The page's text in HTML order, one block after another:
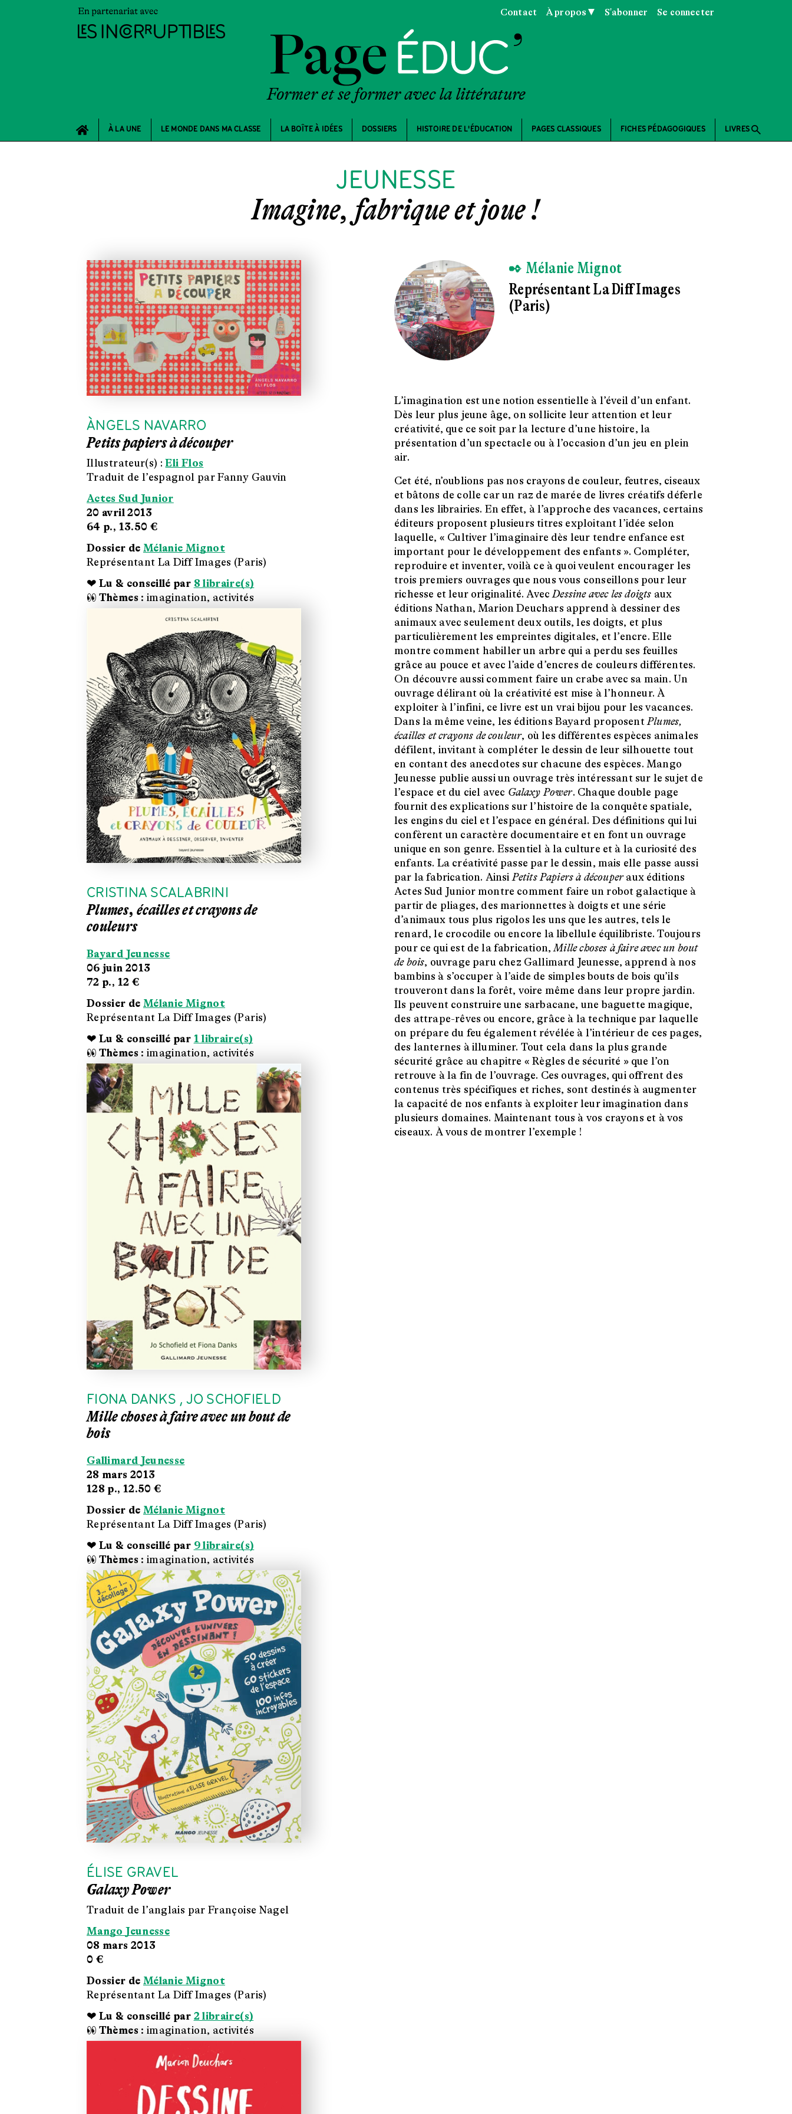
Former et se former avec la littérature
Contact À propos ▼ S'abonner Se connecter
À LA UNE LE MONDE DANS MA CLASSE LA BOÎTE À IDÉES DOSSIERS HISTOIRE DE L'ÉDUCATION PAGES CLASSIQUES FICHES PÉDAGOGIQUES LIVRES search
JEUNESSE
Imagine, fabrique et joue !
ÀNGELS NAVARRO
Petits papiers à découper
Illustrateur(s) :Eli Flos
Traduit de l’espagnol par Fanny Gauvin
Actes Sud Junior
20 avril 2013
64 p., 13.50 €
Dossier de Mélanie Mignot
Représentant La Diff Images (Paris)
❤ Lu & conseillé par 8 libraire(s)
👀 Thèmes : imagination, activités
CRISTINA SCALABRINI
Plumes, écailles et crayons de
couleurs
Bayard Jeunesse
06 juin 2013
72 p., 12 €
Dossier de Mélanie Mignot
Représentant La Diff Images (Paris)
❤ Lu & conseillé par 1 libraire(s)
👀 Thèmes : imagination, activités
FIONA DANKS , JO SCHOFIELD
Mille choses à faire avec un bout de
bois
Gallimard Jeunesse
28 mars 2013
128 p., 12.50 €
Dossier de Mélanie Mignot
Représentant La Diff Images (Paris)
❤ Lu & conseillé par 9 libraire(s)
👀 Thèmes : imagination, activités
ÉLISE GRAVEL
Galaxy Power
Traduit de l’anglais par Françoise Nagel
Mango Jeunesse
08 mars 2013
0 €
Dossier de Mélanie Mignot
Représentant La Diff Images (Paris)
❤ Lu & conseillé par 2 libraire(s)
👀 Thèmes : imagination, activités
✒ Mélanie Mignot
Représentant La Diff Images
(Paris)
L’imagination est une notion essentielle à l’éveil d’un enfant.
Dès leur plus jeune âge, on sollicite leur attention et leur
créativité, que ce soit par la lecture d’une histoire, la
présentation d’un spectacle ou à l’occasion d’un jeu en plein
air.
Cet été, n’oublions pas nos crayons de couleur, feutres, ciseaux
et bâtons de colle car un raz de marée de livres créatifs déferle
dans les librairies. En effet, à l’approche des vacances, certains
éditeurs proposent plusieurs titres exploitant l’idée selon
laquelle, « Cultiver l’imaginaire dès leur tendre enfance est
important pour le développement des enfants ». Compléter,
reproduire et inventer, voilà ce à quoi veulent encourager les
trois premiers ouvrages que nous vous conseillons pour leur
richesse et leur originalité. AvecDessine avec les doigts aux
éditions Nathan, Marion Deuchars apprend à dessiner des
animaux avec seulement deux outils, les doigts, et plus
particulièrement les empreintes digitales, et l’encre. Elle
montre comment habiller un arbre qui a perdu ses feuilles
grâce au pouce et avec l’aide d’encres de couleurs différentes.
On découvre aussi comment faire un crabe avec sa main. Un
ouvrage délirant où la créativité est mise à l’honneur. À
exploiter à l’infini, ce livre est un vrai bijou pour les vacances.
Dans la même veine, les éditions Bayard proposentPlumes,
écailles et crayons de couleur, où les différentes espèces animales
défilent, invitant à compléter le dessin de leur silhouette tout
en contant des anecdotes sur chacune des espèces. Mango
Jeunesse publie aussi un ouvrage très intéressant sur le sujet de
l’espace et du ciel avec Galaxy Power. Chaque double page
fournit des explications sur l’histoire de la conquête spatiale,
les engins du ciel et l’espace en général. Des définitions qui lui
confèrent un caractère documentaire et en font un ouvrage
unique en son genre. Essentiel à la culture et à la curiosité des
enfants. La créativité passe par le dessin, mais elle passe aussi
par la fabrication. AinsiPetits Papiers à découperaux éditions
Actes Sud Junior montre comment faire un robot galactique à
partir de pliages, des marionnettes à doigts et une série
d’animaux tous plus rigolos les uns que les autres, tels le
renard, le crocodile ou encore la libellule équilibriste. Toujours
pour ce qui est de la fabrication,Mille choses à faire avec un bout
de bois, ouvrage paru chez Gallimard Jeunesse, apprend à nos
bambins à s’occuper à l’aide de simples bouts de bois qu’ils
trouveront dans la forêt, voire même dans leur propre jardin.
Ils peuvent construire une sarbacane, une baguette magique,
des attrape-rêves ou encore, grâce à la technique par laquelle
on prépare du feu également révélée à l’intérieur de ces pages,
des lanternes à illuminer. Tout cela dans la plus grande
sécurité grâce au chapitre « Règles de sécurité » que l’on
retrouve à la fin de l’ouvrage. Ces ouvrages, qui offrent des
contenus très spécifiques et riches, sont destinés à augmenter
la capacité de nos enfants à exploiter leur imagination dans
plusieurs domaines. Maintenant tous à vos crayons et à vos
ciseaux. À vous de montrer l’exemple !